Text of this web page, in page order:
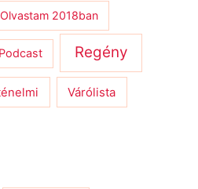
Olvastam 2018ban
Podcast Regény
Várólista